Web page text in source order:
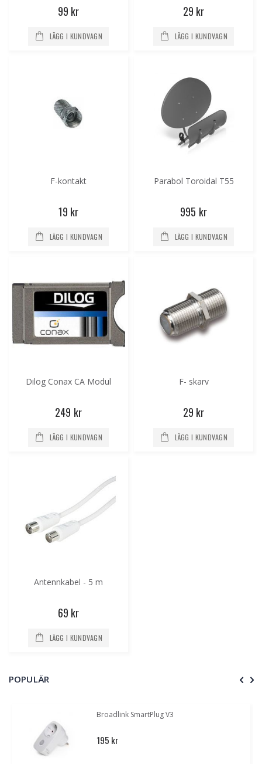
99 kr
LÄGG I KUNDVAGN
29 kr
LÄGG I KUNDVAGN
F-kontakt
19 kr
LÄGG I KUNDVAGN
Parabol Toroidal T55
995 kr
LÄGG I KUNDVAGN
Dilog Conax CA Modul
249 kr
LÄGG I KUNDVAGN
F- skarv
29 kr
LÄGG I KUNDVAGN
Antennkabel - 5 m
69 kr
LÄGG I KUNDVAGN
POPULÄR
Broadlink SmartPlug V3
195 kr